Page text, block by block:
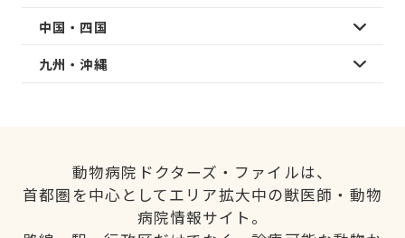
中国・四国
九州・沖縄
動物病院ドクターズ・ファイルは、
首都圏を中心としてエリア拡大中の獣医師・動物
病院情報サイト。